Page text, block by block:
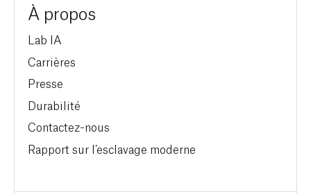
À propos
Lab IA
Carrières
Presse
Durabilité
Contactez-nous
Rapport sur l’esclavage moderne